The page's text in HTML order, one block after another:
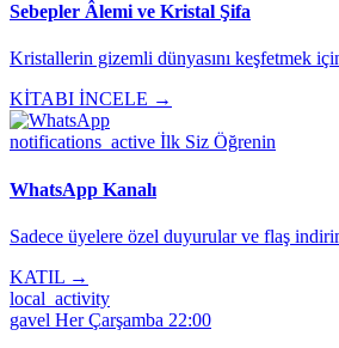
Sebepler Âlemi ve Kristal Şifa
Kristallerin gizemli dünyasını keşfetmek
KİTABI İNCELE →
notifications_active İlk Siz Öğrenin
WhatsApp Kanalı
Sadece üyelere özel duyurular ve flaş
KATIL →
local_activity
gavel Her Çarşamba 22:00